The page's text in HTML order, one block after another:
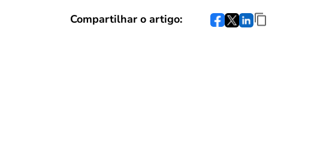
Compartilhar o artigo: